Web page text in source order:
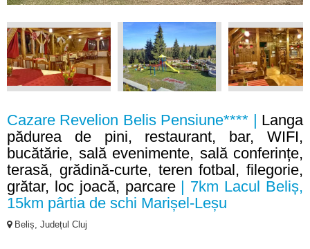
Cazare Revelion Belis Pensiune**** | Langa
pădurea de pini, restaurant, bar, WIFI,
bucătărie, sală evenimente, sală conferințe,
terasă, grădină-curte, teren fotbal, filegorie,
grătar, loc joacă, parcare| 7km Lacul Beliș,
15km pârtia de schi Marișel-Leșu
Beliș, Județul Cluj